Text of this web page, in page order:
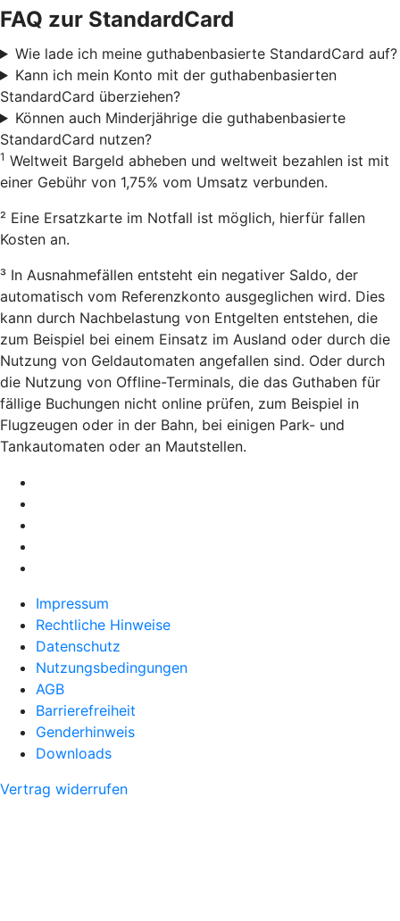
FAQ zur StandardCard
Wie lade ich meine guthabenbasierte StandardCard auf?
Kann ich mein Konto mit der guthabenbasierten
StandardCard überziehen?
Können auch Minderjährige die guthabenbasierte
StandardCard nutzen?
1 Weltweit Bargeld abheben und weltweit bezahlen ist mit
einer Gebühr von 1,75% vom Umsatz verbunden.
² Eine Ersatzkarte im Notfall ist möglich, hierfür fallen
Kosten an.
³ In Ausnahmefällen entsteht ein negativer Saldo, der
automatisch vom Referenzkonto ausgeglichen wird. Dies
kann durch Nachbelastung von Entgelten entstehen, die
zum Beispiel bei einem Einsatz im Ausland oder durch die
Nutzung von Geldautomaten angefallen sind. Oder durch
die Nutzung von Offline-Terminals, die das Guthaben für
fällige Buchungen nicht online prüfen, zum Beispiel in
Flugzeugen oder in der Bahn, bei einigen Park- und
Tankautomaten oder an Mautstellen.
Impressum
Rechtliche Hinweise
Datenschutz
Nutzungsbedingungen
AGB
Barrierefreiheit
Genderhinweis
Downloads
Vertrag widerrufen